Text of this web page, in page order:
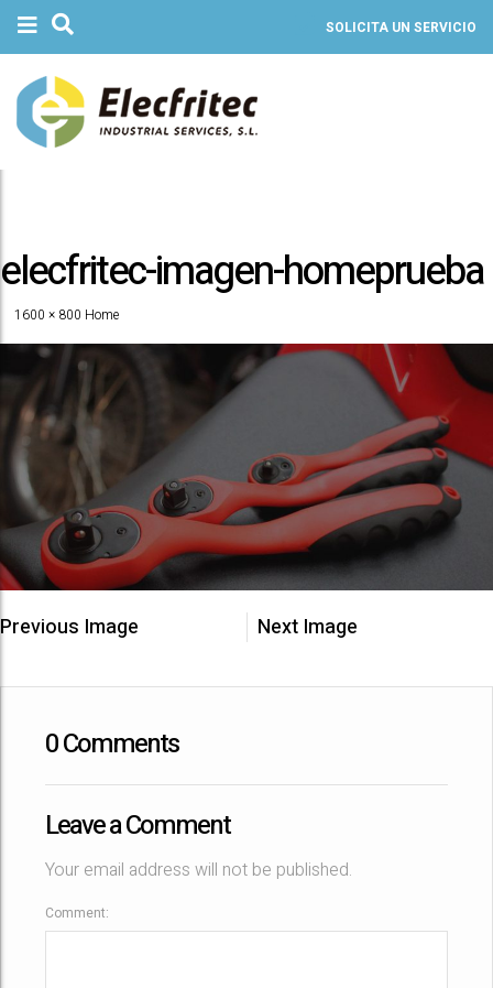
SOLICITA UN SERVICIO
elecfritec-imagen-homeprueba
1600 × 800 Home
Previous Image Next Image
0 Comments
Leave a Comment
Your email address will not be published.
Comment: